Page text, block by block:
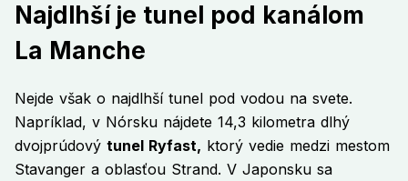
Najdlhší je tunel pod kanálom
La Manche
Nejde však o najdlhší tunel pod vodou na svete.
Napríklad, v Nórsku nájdete 14,3 kilometra dlhý
dvojprúdový tunel Ryfast, ktorý vedie medzi mestom
Stavanger a oblasťou Strand. V Japonsku sa